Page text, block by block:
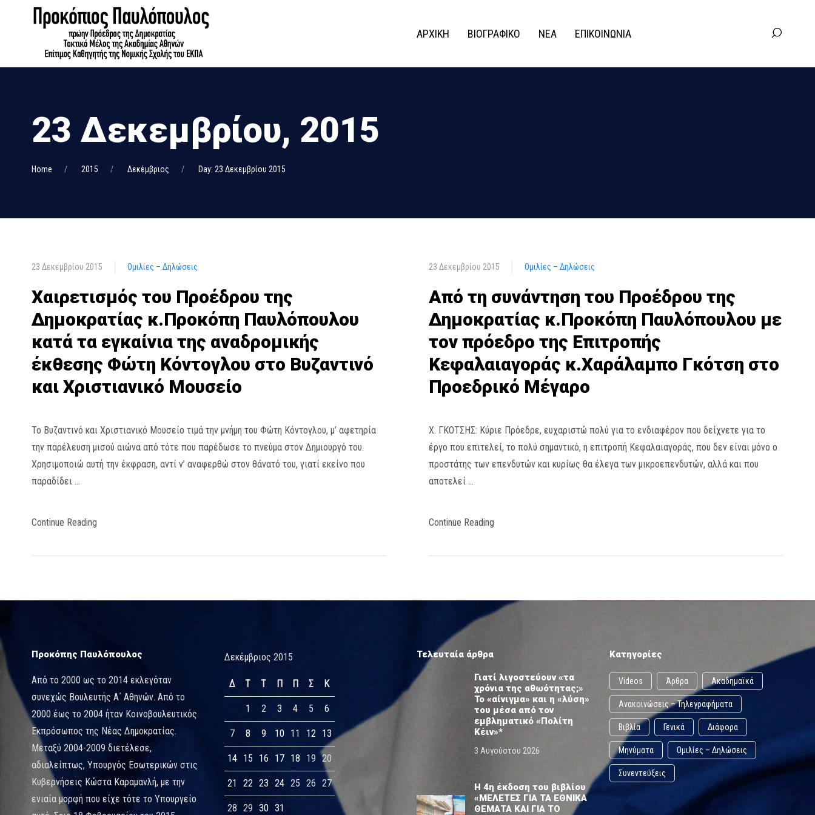
ΑΡΧΙΚΗ ΒΙΟΓΡΑΦΙΚΟ ΝΕΑ ΕΠΙΚΟΙΝΩΝΙΑ
23 Δεκεμβρίου, 2015
Home 2015 Δεκέμβριος Day: 23 Δεκεμβρίου 2015
23 Δεκεμβρίου 2015 Ομιλίες – Δηλώσεις
Χαιρετισμός του Προέδρου της
Δημοκρατίας κ.Προκόπη Παυλόπουλου
κατά τα εγκαίνια της αναδρομικής
έκθεσης Φώτη Κόντογλου στο Βυζαντινό
και Χριστιανικό Μουσείο
Το Βυζαντινό και Χριστιανικό Μουσείο τιμά την μνήμη του Φώτη Κόντογλου, μ’ αφετηρία
την παρέλευση μισού αιώνα από τότε που παρέδωσε το πνεύμα στον Δημιουργό του.
Χρησιμοποιώ αυτή την έκφραση, αντί ν’ αναφερθώ στον θάνατό του, γιατί εκείνο που
παραδίδει …
Continue Reading
23 Δεκεμβρίου 2015 Ομιλίες – Δηλώσεις
Από τη συνάντηση του Προέδρου της
Δημοκρατίας κ.Προκόπη Παυλόπουλου με
τον πρόεδρο της Επιτροπής
Κεφαλαιαγοράς κ.Χαράλαμπο Γκότση στο
Προεδρικό Μέγαρο
Χ. ΓΚΟΤΣΗΣ: Κύριε Πρόεδρε, ευχαριστώ πολύ για το ενδιαφέρον που δείχνετε για το
έργο που επιτελεί, το πολύ σημαντικό, η επιτροπή Κεφαλαιαγοράς, που δεν είναι μόνο ο
προστάτης των επενδυτών και κυρίως θα έλεγα των μικροεπενδυτών, αλλά και που
αποτελεί …
Continue Reading
Προκόπης Παυλόπουλος
Από το 2000 ως το 2014 εκλεγόταν
συνεχώς Βουλευτής Α΄ Αθηνών. Από το
2000 έως το 2004 ήταν Κοινοβουλευτικός
Εκπρόσωπος της Νέας Δημοκρατίας.
Μεταξύ 2004-2009 διετέλεσε,
αδιαλείπτως, Υπουργός Εσωτερικών στις
Κυβερνήσεις Κώστα Καραμανλή, με την
ενιαία μορφή που είχε τότε το Υπουργείο
Δεκέμβριος 2015
Δ Τ Τ Π Π Σ Κ
1 2 3 4 5 6
7 8 9 10 11 12 13
14 15 16 17 18 19 20
21 22 23 24 25 26 27
28 29 30 31
Τελευταία άρθρα
Γιατί λιγοστεύουν «τα
χρόνια της αθωότητας;»
Το «αίνιγμα» και η «λύση»
του μέσα από τον
εμβληματικό «Πολίτη
Κέιν»*
3 Αυγούστου 2026
Η 4η έκδοση του βιβλίου
«ΜΕΛΕΤΕΣ ΓΙΑ ΤΑ ΕΘΝΙΚΑ
ΘΕΜΑΤΑ ΚΑΙ ΓΙΑ ΤΟ
Κατηγορίες
Videos Άρθρα Ακαδημαϊκά
Ανακοινώσεις – Τηλεγραφήματα
Βιβλία Γενικά Διάφορα
Μηνύματα Ομιλίες – Δηλώσεις
Συνεντεύξεις